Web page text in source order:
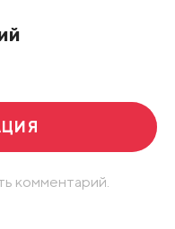
комментарий.